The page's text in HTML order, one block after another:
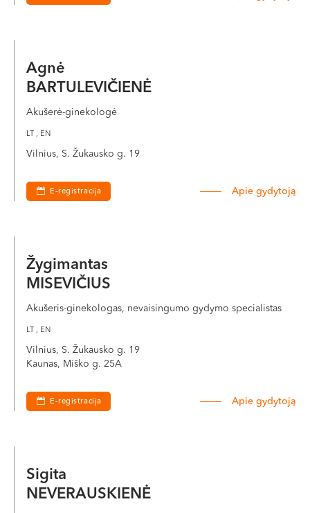
Agnė
BARTULEVIČIENĖ
Akušerė-ginekologė
LT , EN
Vilnius, S. Žukausko g. 19
E-registracija Apie gydytoją
Žygimantas
MISEVIČIUS
Akušeris-ginekologas, nevaisingumo gydymo specialistas
LT , EN
Vilnius, S. Žukausko g. 19
Kaunas, Miško g. 25A
E-registracija Apie gydytoją
Sigita
NEVERAUSKIENĖ